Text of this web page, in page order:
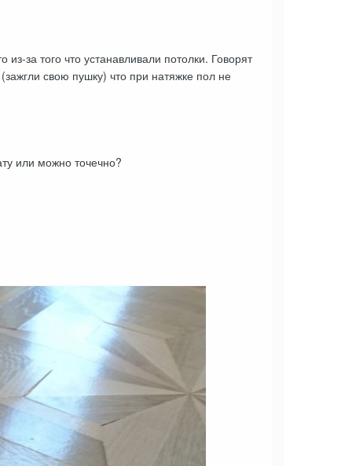
за того что устанавливали потолки. Говорят
свою пушку) что при натяжке пол не
или можно точечно?